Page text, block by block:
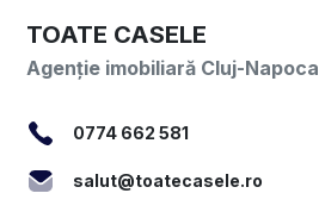
TOATE CASELE
Agenție imobiliară Cluj-Napoca
0774 662 581
salut@toatecasele.ro